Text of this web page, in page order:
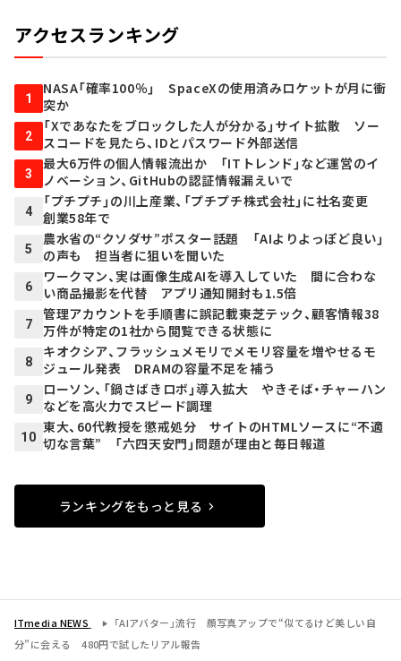
アクセスランキング
1
NASA「確率100％」 SpaceXの使用済みロケットが月に衝
突か
2
「Xであなたをブロックした人が分かる」サイト拡散 ソー
スコードを見たら、IDとパスワード外部送信
3
最大6万件の個人情報流出か 「ITトレンド」など運営のイ
ノベーション、GitHubの認証情報漏えいで
4
「プチプチ」の川上産業、「プチプチ株式会社」に社名変更
創業58年で
5
農水省の“クソダサ”ポスター話題 「AIよりよっぽど良い」
の声も 担当者に狙いを聞いた
6
ワークマン、実は画像生成AIを導入していた 間に合わな
い商品撮影を代替 アプリ通知開封も1.5倍
7
管理アカウントを手順書に誤記載――東芝テック、顧客情報38
万件が特定の1社から閲覧できる状態に
8
キオクシア、フラッシュメモリでメモリ容量を増やせるモ
ジュール発表 DRAMの容量不足を補う
9
ローソン、「鍋さばきロボ」導入拡大 やきそば・チャーハン
などを高火力でスピード調理
10
東大、60代教授を懲戒処分 サイトのHTMLソースに“不適
切な言葉” 「六四天安門」問題が理由と毎日報道
ランキングをもっと見る
ITmedia NEWS
「AIアバター」流行 顔写真アップで“似てるけど美しい自
分”に会える 480円で試したリアル報告